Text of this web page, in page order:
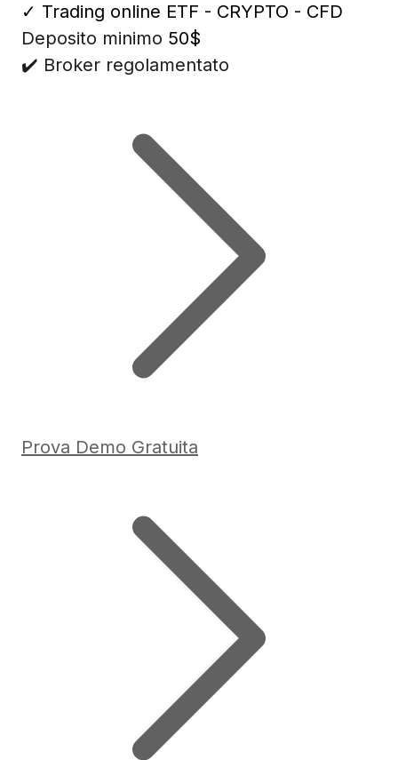
✓ Trading online ETF - CRYPTO - CFD
Deposito minimo 50$
✔️ Broker regolamentato
Prova Demo Gratuita